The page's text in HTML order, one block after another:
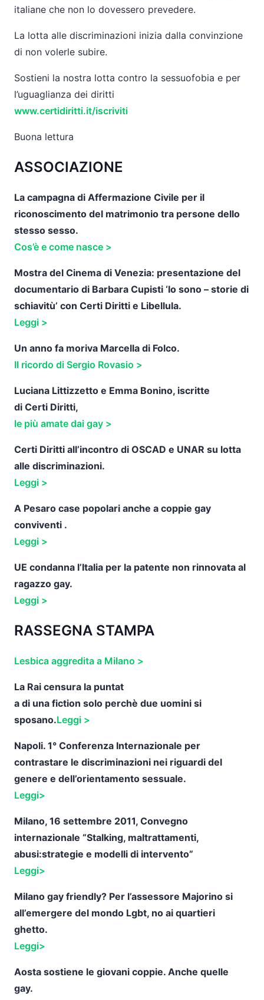
italiane che non lo dovessero prevedere.
La lotta alle discriminazioni inizia dalla convinzione
di non volerle subire.
Sostieni la nostra lotta contro la sessuofobia e per
l’uguaglianza dei diritti
www.certidiritti.it/iscriviti
Buona lettura
ASSOCIAZIONE
La campagna di Affermazione Civile per il
riconoscimento del matrimonio tra persone dello
stesso sesso.
Cos’è e come nasce >
Mostra del Cinema di Venezia: presentazione del
documentario di Barbara Cupisti ‘Io sono – storie di
schiavitù’ con Certi Diritti e Libellula.
Leggi >
Un anno fa moriva Marcella di Folco.
Il ricordo di Sergio Rovasio >
Luciana Littizzetto e Emma Bonino, iscritte
di Certi Diritti,
le più amate dai gay >
Certi Diritti all’incontro di OSCAD e UNAR su lotta
alle discriminazioni.
Leggi >
A Pesaro case popolari anche a coppie gay
conviventi .
Leggi >
UE condanna l’Italia per la patente non rinnovata al
ragazzo gay.
Leggi >
RASSEGNA STAMPA
Lesbica aggredita a Milano >
La Rai censura la puntat
a di una fiction solo perchè due uomini si
sposano.Leggi >
Napoli. 1° Conferenza Internazionale per
contrastare le discriminazioni nei riguardi del
genere e dell’orientamento sessuale.
Leggi>
Milano, 16 settembre 2011, Convegno
internazionale “Stalking, maltrattamenti,
abusi:strategie e modelli di intervento”
Leggi>
Milano gay friendly? Per l’assessore Majorino si
all’emergere del mondo Lgbt, no ai quartieri
ghetto.
Leggi>
Aosta sostiene le giovani coppie. Anche quelle
gay.